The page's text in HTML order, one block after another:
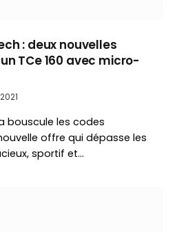
: deux nouvelles
TCe 160 avec micro-
bouscule les codes
offre qui dépasse les
sportif et…